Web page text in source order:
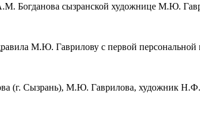
Богданова сызранской художнице М.Ю.
М.Ю. Гаврилову с первой персональной
(г. Сызрань), М.Ю. Гаврилова, художник